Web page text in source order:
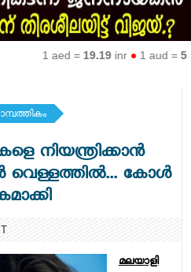
1 aed =19.19inr●1 aud =
നിയന്ത്രിക്കാന്‍
കോള്‍
മലയാളി